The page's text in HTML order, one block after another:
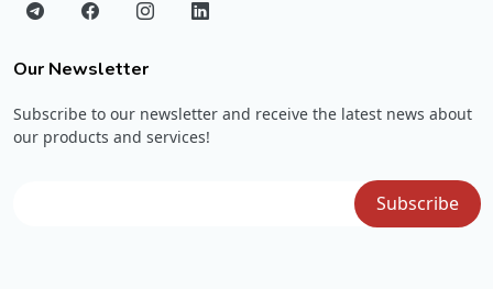
Our Newsletter
Subscribe to our newsletter and receive the latest news about
our products and services!